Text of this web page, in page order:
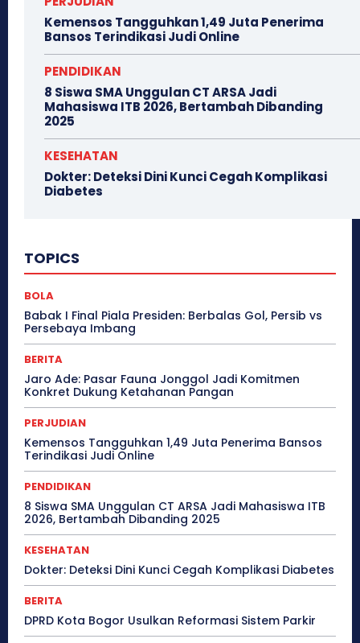
Kemensos Tangguhkan 1,49 Juta Penerima
Bansos Terindikasi Judi Online
PENDIDIKAN
8 Siswa SMA Unggulan CT ARSA Jadi
Mahasiswa ITB 2026, Bertambah Dibanding
2025
KESEHATAN
Dokter: Deteksi Dini Kunci Cegah Komplikasi
Diabetes
TOPICS
BOLA
Babak I Final Piala Presiden: Berbalas Gol, Persib vs
Persebaya Imbang
BERITA
Jaro Ade: Pasar Fauna Jonggol Jadi Komitmen
Konkret Dukung Ketahanan Pangan
PERJUDIAN
Kemensos Tangguhkan 1,49 Juta Penerima Bansos
Terindikasi Judi Online
PENDIDIKAN
8 Siswa SMA Unggulan CT ARSA Jadi Mahasiswa ITB
2026, Bertambah Dibanding 2025
KESEHATAN
Dokter: Deteksi Dini Kunci Cegah Komplikasi Diabetes
BERITA
DPRD Kota Bogor Usulkan Reformasi Sistem Parkir